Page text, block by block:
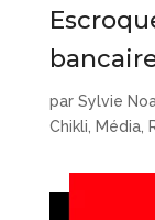
par Sylvie
Chikli Média,